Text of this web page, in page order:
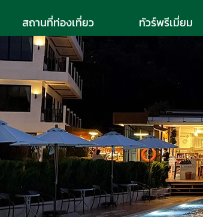
สถานที่ท่องเที่ยว ทัวร์พรีเมี่ยม